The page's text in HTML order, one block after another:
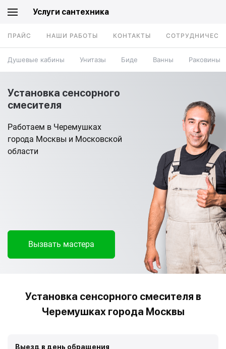
Услуги сантехника
ПРАЙС НАШИ РАБОТЫ КОНТАКТЫ
Душевые кабины Унитазы Биде Ванны Раковины
Установка сенсорного
смесителя
Работаем в Черемушках
города Москвы и Московской
области
Вызвать мастера
Установка сенсорного смесителя в
Черемушках города Москвы
Выезд в день обращения